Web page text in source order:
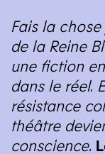
Fais la
de la Reine
une fiction
dans le réel.
résistance
théâtre
conscience.